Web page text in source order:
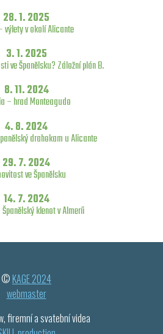
28. 1. 2025
výlety v okolí Alicante
3. 1. 2025
ve Španělsku? Záložní plán B.
8. 11. 2024
– hrad Monteagudo
4. 8. 2024
drahokam u Alicante
29. 7. 2024
ve Španělsku
14. 7. 2024
klenot v Almeríi
©KAGE 2024
webmaster
firemní a svatební videa